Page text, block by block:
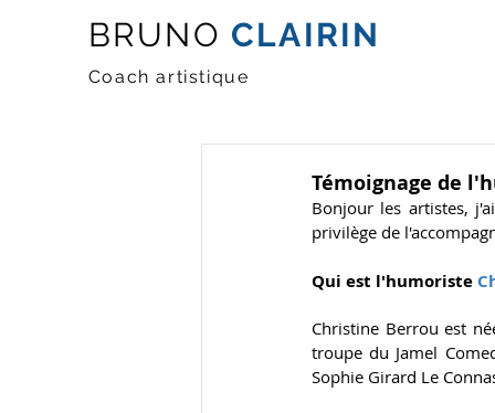
BRUNO CLAIRIN
Coach artistique
Témoignage de
Bonjour les artistes,
privilège de
Qui est l'humoriste
Christine Berrou est
troupe du Jamel
Sophie Girard Le